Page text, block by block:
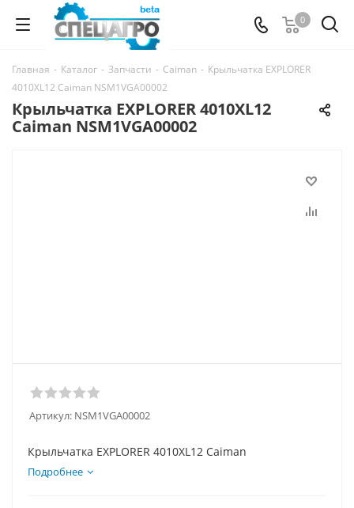
0
Главная - Каталог - Запчасти - Caiman - Крыльчатка EXPLORER
4010XL12 Caiman NSM1VGA00002
Крыльчатка EXPLORER 4010XL12
Caiman NSM1VGA00002
Артикул: NSM1VGA00002
Крыльчатка EXPLORER 4010XL12 Caiman
Подробнее